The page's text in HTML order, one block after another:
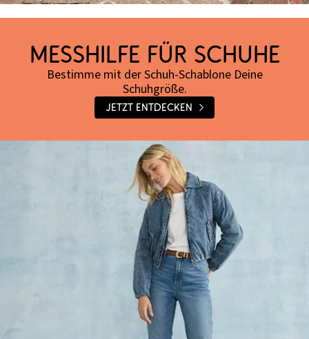
Messhilfe für Schuhe
Bestimme mit der Schuh-Schablone Deine
Schuhgröße.
Jetzt entdecken